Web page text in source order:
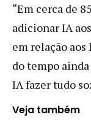
“Em cerca de
adicionar IA
em relação
do tempo
IA fazer tudo
Veja também